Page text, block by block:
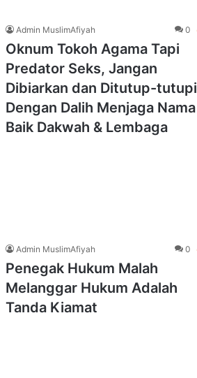
Admin MuslimAfiyah 0
Oknum Tokoh Agama Tapi
Predator Seks, Jangan
Dibiarkan dan Ditutup-tutupi
Dengan Dalih Menjaga Nama
Baik Dakwah & Lembaga
Admin MuslimAfiyah 0
Penegak Hukum Malah
Melanggar Hukum Adalah
Tanda Kiamat